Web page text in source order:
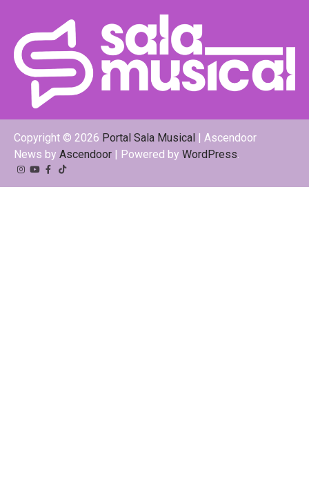
Copyright © 2026 Portal Sala Musical | Ascendoor
News by Ascendoor | Powered by WordPress
Instagram
YouTube
Facebook
Tiktok